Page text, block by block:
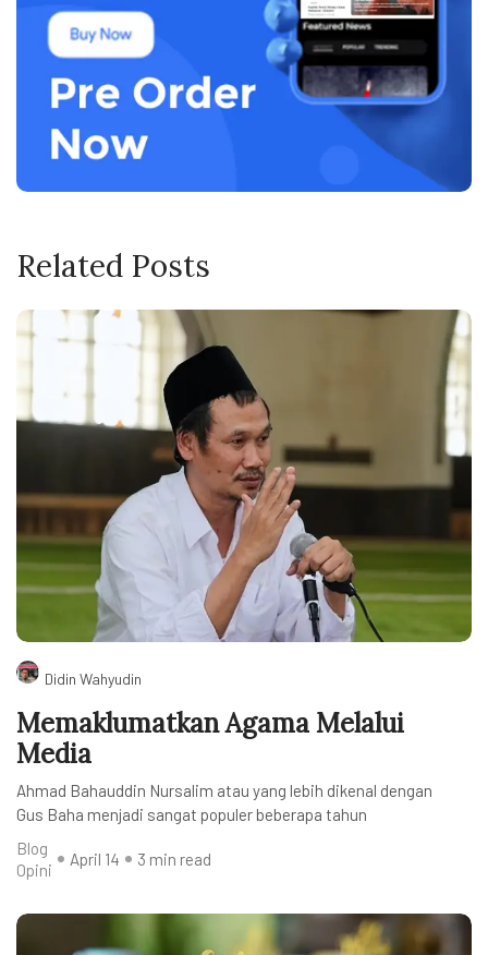
Related Posts
Didin Wahyudin
Memaklumatkan Agama Melalui
Media
Ahmad Bahauddin Nursalim atau yang lebih dikenal dengan
Gus Baha menjadi sangat populer beberapa tahun
Blog
Opini
April 14 3 min read